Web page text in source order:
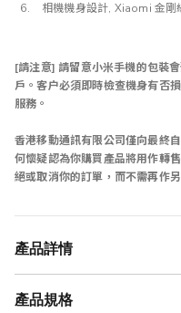
相機機身設計, Xiaomi 金剛
[請注意] 請留意小米手機的包裝
戶。客户必須即時檢查機身有否
服務。
香港移動通訊有限公司僅向最終
何懷疑認為你購買產品將用作轉
絕或取消你的訂單，而不需再作
產品詳情
產品規格